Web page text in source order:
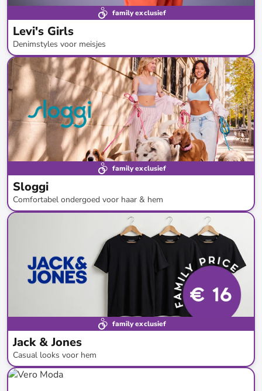
family exclusief
Levi's Girls
Denimstyles voor meisjes
tot - 75 %*
family exclusief
Sloggi
Comfortabel ondergoed voor haar & hem
family exclusief
Jack & Jones
Casual looks voor hem
tot- 50%*